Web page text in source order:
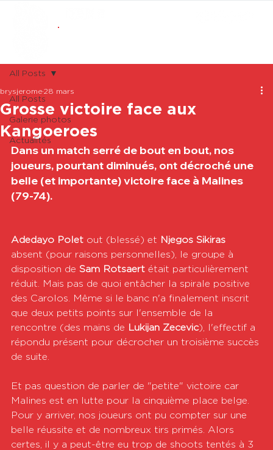
All Posts
Galerie photos
Actualités
All Posts
Grosse victoire face aux
Kangoeroes
brysjerome 28 mars
Dans un match serré de bout en bout, nos
joueurs, pourtant diminués, ont décroché une
belle (et importante) victoire face à Malines
(79-74).
Adedayo Polet out (blessé) et Njegos Sikiras
absent (pour raisons personnelles), le groupe à
disposition de Sam Rotsaert était particulièrement
réduit. Mais pas de quoi entâcher la spirale positive
des Carolos. Même si le banc n'a finalement inscrit
que deux petits points sur l'ensemble de la
rencontre (des mains de Lukijan Zecevic), l'effectif a
répondu présent pour décrocher un troisième succès
de suite.
Et pas question de parler de "petite" victoire car
Malines est en lutte pour la cinquième place belge.
Pour y arriver, nos joueurs ont pu compter sur une
belle réussite et de nombreux tirs primés. Alors
certes, il y a peut-être eu trop de shoots tentés à 3